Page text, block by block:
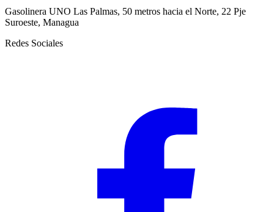
Gasolinera UNO Las Palmas, 50 metros hacia el Norte, 22 Pje
Suroeste, Managua
Redes Sociales